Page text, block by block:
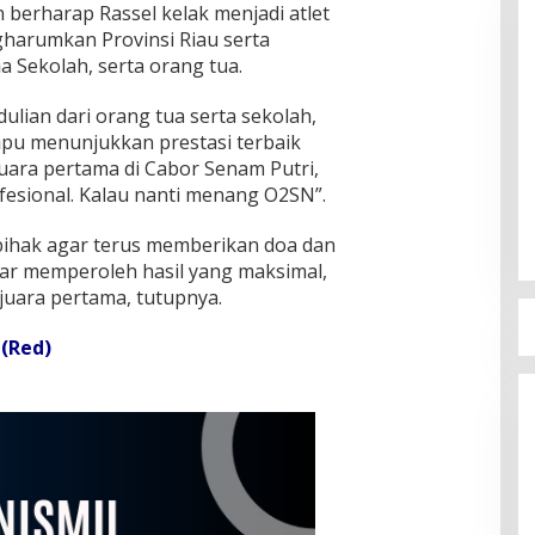
Rassel kelak menjadi atlet
Provinsi Riau serta
Sekolah, serta orang tua.
dari orang tua serta sekolah,
menunjukkan prestasi terbaik
pertama di Cabor Senam Putri,
Kalau nanti menang O2SN”.
agar terus memberikan doa dan
memperoleh hasil yang maksimal,
pertama, tutupnya.
(Red)